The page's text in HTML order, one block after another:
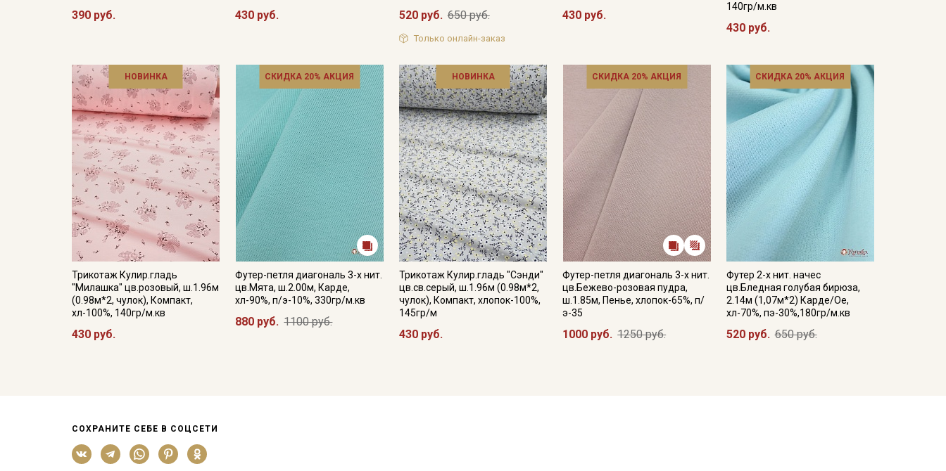
390 руб. 430 руб. 520 руб. 650 руб.
Только онлайн-заказ
430 руб.
140гр/м.кв
430 руб.
НОВИНКА
Трикотаж Кулир.гладь
"Милашка" цв.розовый, ш.1.96м
(0.98м*2, чулок), Компакт,
хл-100%, 140гр/м.кв
430 руб.
СКИДКА 20% АКЦИЯ
Футер-петля диагональ 3-х нит.
цв.Мята, ш.2.00м, Карде,
хл-90%, п/э-10%, 330гр/м.кв
880 руб. 1100 руб.
НОВИНКА
Трикотаж Кулир.гладь "Сэнди"
цв.св.серый, ш.1.96м (0.98м*2,
чулок), Компакт, хлопок-100%,
145гр/м
430 руб.
СКИДКА 20% АКЦИЯ
Футер-петля диагональ 3-х нит.
цв.Бежево-розовая пудра,
ш.1.85м, Пенье, хлопок-65%, п/
э-35
1000 руб. 1250 руб.
СКИДКА 20% АКЦИЯ
Футер 2-х нит. начес
цв.Бледная голубая бирюза,
2.14м (1,07м*2) Карде/Ое,
хл-70%, пэ-30%,180гр/м.кв
520 руб. 650 руб.
СОХРАНИТЕ СЕБЕ В СОЦСЕТИ